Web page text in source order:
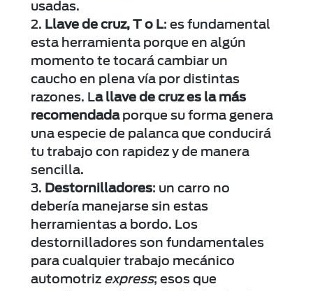
usadas.
Llave de cruz, T o L: es fundamental
esta herramienta porque en algún
momento te tocará cambiar un
caucho en plena vía por distintas
razones. La llave de cruz es la más
recomendadaporque su forma genera
una especie de palanca que conducirá
tu trabajo con rapidez y de manera
sencilla.
Destornilladores: un carro no
debería manejarse sin estas
herramientas a bordo. Los
destornilladores son fundamentales
para cualquier trabajo mecánico
automotriz express; esos que